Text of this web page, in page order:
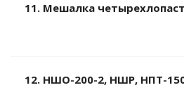
11. Мешалка
12. НШО-200-2, НШР, НПТ-